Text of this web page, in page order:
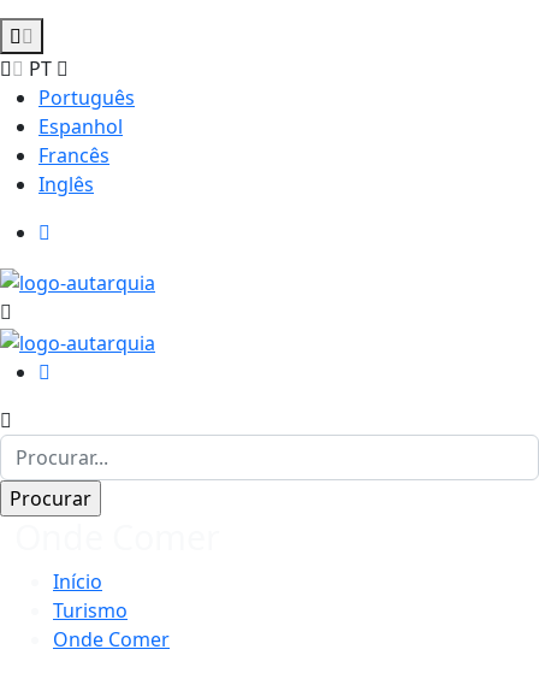
PT
Português
Espanhol
Francês
Inglês
Início
Turismo
Onde Comer